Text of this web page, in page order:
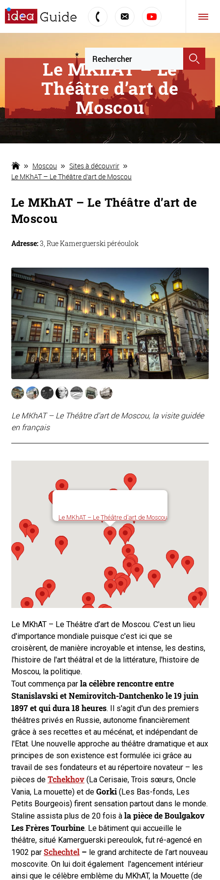
Le MKhAT – Le
Théâtre d’art de
Moscou
Moscou
Sites à découvrir
Le MKhAT – Le Théâtre d’art de Moscou
Le MKhAT – Le Théâtre d’art de
Moscou
Adresse:3, Rue Kamerguerski péréoulok
Le MKhAT – Le Théâtre d’art de Moscou, la visite guidée
en français
Le MKhAT – Le Théâtre d’art de Moscou
Le MKhAT – Le Théâtre d’art de Moscou. C'est un lieu
d'importance mondiale puisque c'est ici que se
croisèrent, de manière incroyable et intense, les destins,
l'histoire de l'art théâtral et de la littérature, l'histoire de
Moscou, la politique.
Tout commença par la célèbre rencontre entre
Stanislavski et Nemirovitch-Dantchenko le 19 juin
1897 et qui dura 18 heures. Il s'agit d'un des premiers
théâtres privés en Russie, autonome financièrement
grâce à ses recettes et au mécénat, et indépendant de
l'Etat. Une nouvelle approche au théâtre dramatique et aux
principes de son existence est formulée ici grâce au
travail de ses fondateurs et au répertoire novateur – les
pièces de Tchekhov (La Cerisaie, Trois sœurs, Oncle
Vania, La mouette) et de Gorki (Les Bas-fonds, Les
Petits Bourgeois) firent sensation partout dans le monde.
Staline assista plus de 20 fois à la pièce de Boulgakov
Les Frères Tourbine. Le bâtiment qui accueille le
théâtre, situé Kamerguerski pereoulok, fut ré-agencé en
1902 par Schechtel – le grand architecte de l’art nouveau
moscovite. On lui doit également l'agencement intérieur
ainsi que le célèbre emblème du MKhAT, la Mouette (de